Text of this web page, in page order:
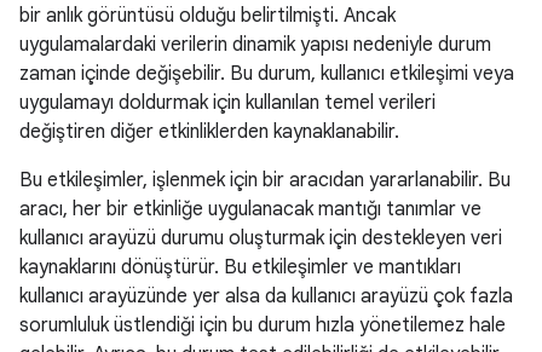
bir anlık görüntüsü olduğu belirtilmişti. Ancak
uygulamalardaki verilerin dinamik yapısı nedeniyle durum
zaman içinde değişebilir. Bu durum, kullanıcı etkileşimi veya
uygulamayı doldurmak için kullanılan temel verileri
değiştiren diğer etkinliklerden kaynaklanabilir.
Bu etkileşimler, işlenmek için bir aracıdan yararlanabilir. Bu
aracı, her bir etkinliğe uygulanacak mantığı tanımlar ve
kullanıcı arayüzü durumu oluşturmak için destekleyen veri
kaynaklarını dönüştürür. Bu etkileşimler ve mantıkları
kullanıcı arayüzünde yer alsa da kullanıcı arayüzü çok fazla
sorumluluk üstlendiği için bu durum hızla yönetilemez hale